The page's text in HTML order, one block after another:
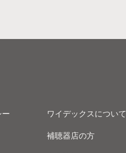
ワイデックスについて
補聴器店の方